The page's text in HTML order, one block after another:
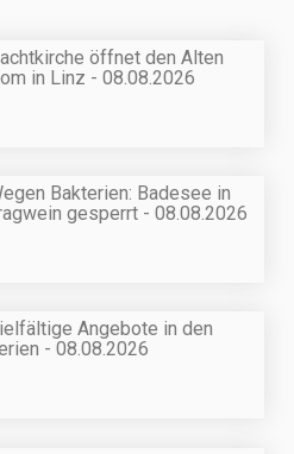
öffnet den Alten
in Linz - 08.08.2026
Bakterien: Badesee in
gesperrt - 08.08.2026
Angebote in den
- 08.08.2026